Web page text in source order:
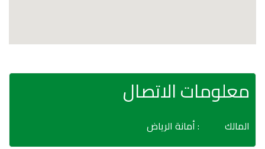
معلومات الاتصال
المالك : أمانة الرياض